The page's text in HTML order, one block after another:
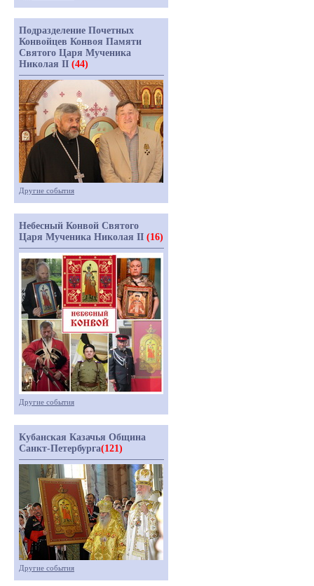
Подразделение Почетных
Конвойцев Конвоя Памяти
Святого Царя Мученика
Николая II (44)
Другие события
Небесный Конвой Святого
Царя Мученика Николая II (16)
Другие события
Кубанская Казачья Община
Санкт-Петербурга(121)
Другие события